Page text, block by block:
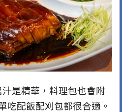
是精華，料理包也會附
吃配飯配刈 包都很合適。